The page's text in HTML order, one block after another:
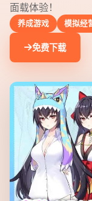
面载体验！
养成游戏 模拟经
免费下载